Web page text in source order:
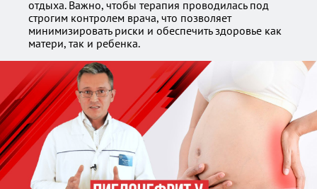
отдыха. Важно, чтобы терапия проводилась под
строгим контролем врача, что позволяет
минимизировать риски и обеспечить здоровье как
матери, так и ребенка.